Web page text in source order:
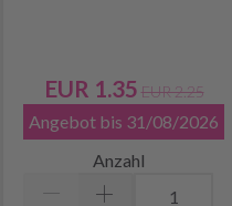
EUR 1.35 EUR 2.25
Angebot bis 31/08/2026
Anzahl